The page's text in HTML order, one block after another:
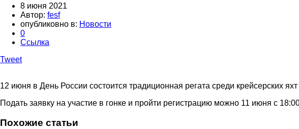
8 июня 2021
Автор: fesf
опубликовно в: Новости
0
Ссылка
Tweet
12 июня в День России состоится традиционная регата среди крейсерских
Подать заявку на участие в гонке и пройти регистрацию можно 11 июня с
Похожие статьи